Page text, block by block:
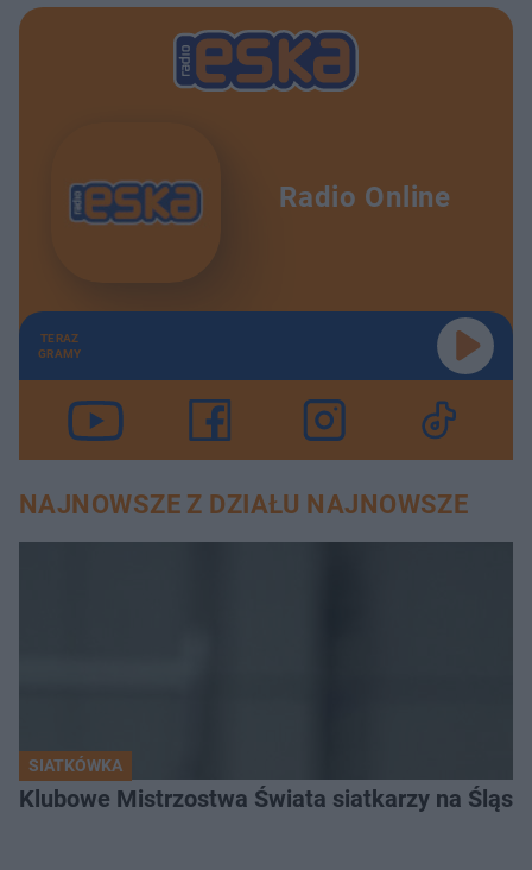
Radio Online
TERAZ
GRAMY
NAJNOWSZE Z DZIAŁU NAJNOWSZE
SIATKÓWKA
Klubowe Mistrzostwa Świata siatkarzy na